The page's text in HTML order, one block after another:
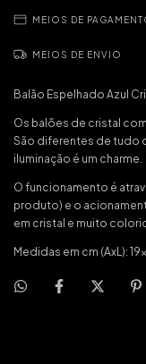
MEIOS DE
MEIOS DE ENVIO
Balão Espelhado Azul
Os balões de cristal
São diferentes de tudo
iluminação é um charme.
O funcionamento é
produto) e o
em cristal e muito
Medidas em cm (AxL):